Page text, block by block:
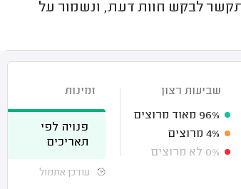
לבקש חוות דעת, ונשמור על
שביעות רצון
96% מאוד מרוצים
4% מרוצים
0% לא מרוצים
זמינות
פנויה לפי
תאריכים
עודכן אתמול